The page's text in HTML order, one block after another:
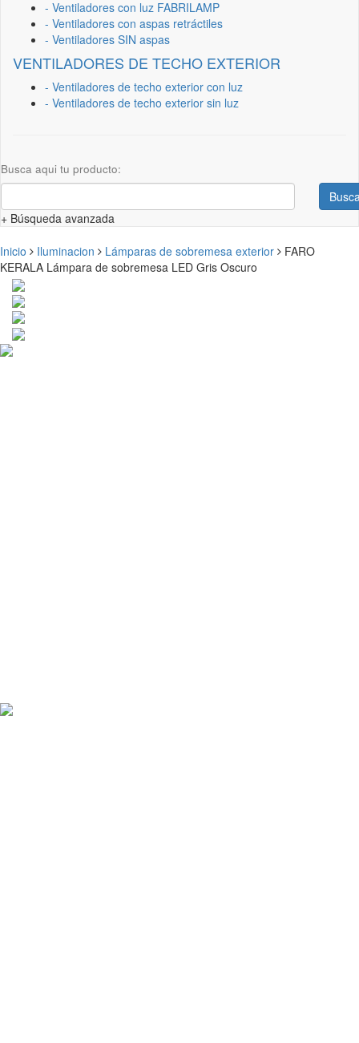
- Ventiladores con luz FABRILAMP
- Ventiladores con aspas retráctiles
- Ventiladores SIN aspas
VENTILADORES DE TECHO EXTERIOR
- Ventiladores de techo exterior con luz
- Ventiladores de techo exterior sin luz
Busca aqui tu producto:
+ Búsqueda avanzada
Inicio Iluminacion Lámparas de sobremesa exterior
FARO
KERALA Lámpara de sobremesa LED Gris Oscuro